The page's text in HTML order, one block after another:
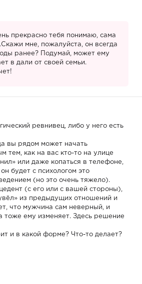
прекрасно тебя понимаю, сама
мне, пожалуйста, он всегда
ранее? Подумай, может ему
в дали от своей семьи.
ревнивец, либо у него есть
вы рядом может начать
тем, как на вас кто-то на улице
или даже копаться в телефоне,
будет с психологом это
(но это очень тяжело).
(с его или с вашей стороны),
из предыдущих отношений и
что мужчина сам неверный, и
тоже ему изменяет. Здесь решение
и в какой форме? Что-то делает?